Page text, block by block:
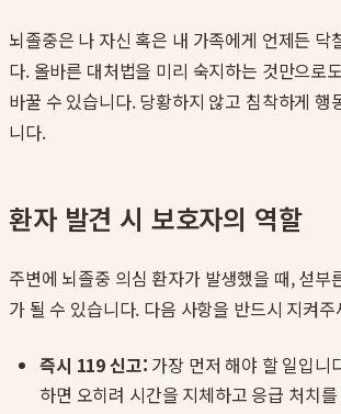
뇌졸중은 나 자신 혹은 내 가족에게 언제든 닥
다. 올바른 대처법을 미리 숙지하는 것만으로
바꿀 수 있습니다. 당황하지 않고 침착하게 행
니다.
환자 발견 시 보호자의 역할
주변에 뇌졸중 의심 환자가 발생했을 때, 섣부
가 될 수 있습니다. 다음 사항을 반드시 지켜주
즉시 119 신고: 가장 먼저 해야 할 일입니
하면 오히려 시간을 지체하고 응급 처치